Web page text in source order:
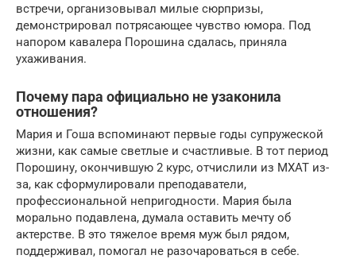
встречи, организовывал милые сюрпризы,
демонстрировал потрясающее чувство юмора. Под
напором кавалера Порошина сдалась, приняла
ухаживания.
Почему пара официально не узаконила
отношения?
Мария и Гоша вспоминают первые годы супружеской
жизни, как самые светлые и счастливые. В тот период
Порошину, окончившую 2 курс, отчислили из МХАТ из-
за, как сформулировали преподаватели,
профессиональной непригодности. Мария была
морально подавлена, думала оставить мечту об
актерстве. В это тяжелое время муж был рядом,
поддерживал, помогал не разочароваться в себе.